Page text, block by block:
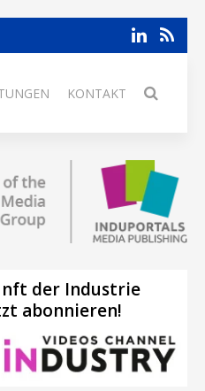
KONTAKT
der Industrie
abonnieren!